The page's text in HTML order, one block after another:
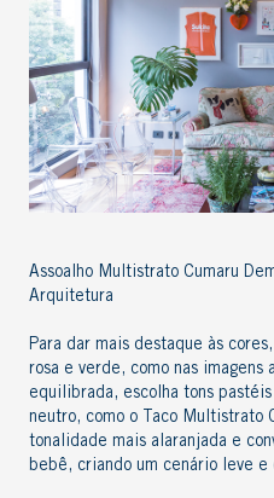
Assoalho Multistrato Cumaru
Arquitetura
Para dar mais destaque às
rosa e verde, como nas imagens
equilibrada, escolha tons
neutro, como o
Taco Multistrato
tonalid ade mais alaranjada e
bebê, criando um cenário leve